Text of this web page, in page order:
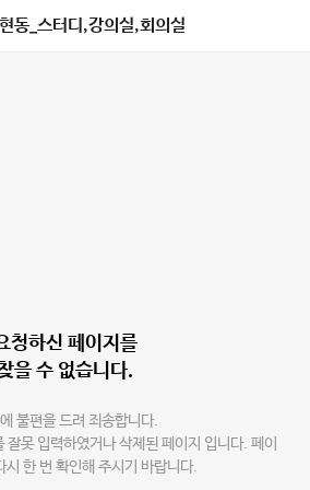
동_스터디,강의실,회의실
청하신 페이지를
을 수 없습니다.
불편을 드려 죄송합니다.
잘못 입력하였거나 삭제된 페이지 입니다. 페이
시 한 번 확인해 주시기 바랍니다.